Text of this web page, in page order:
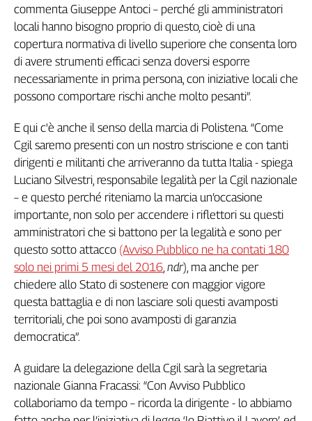
Campania
Emilia-
Romagna
Friuli
Venezia
Giulia
Liguria
Lombardia
Marche
Piemonte
Puglia
Sardegna
Sicilia
Toscana
Trentino
Umbria
Valle
D'Aosta
Veneto
Archivio
Storico
1955-
2014
commenta Giuseppe Antoci – perché gli amministratori
locali hanno bisogno proprio di questo, cioè di una
copertura normativa di livello superiore che consenta loro
di avere strumenti efficaci senza doversi esporre
necessariamente in prima persona, con iniziative locali che
possono comportare rischi anche molto pesanti”.
E qui c'è anche il senso della marcia di Polistena. “Come
Cgil saremo presenti con un nostro striscione e con tanti
dirigenti e militanti che arriveranno da tutta Italia - spiega
Luciano Silvestri, responsabile legalità per la Cgil nazionale
– e questo perché riteniamo la marcia un’occasione
importante, non solo per accendere i riflettori su questi
amministratori che si battono per la legalità e sono per
questo sotto attacco (Avviso Pubblico ne ha contati 180
solo nei primi 5 mesi del 2016, ndr), ma anche per
chiedere allo Stato di sostenere con maggior vigore
questa battaglia e di non lasciare soli questi avamposti
territoriali, che poi sono avamposti di garanzia
democratica”.
A guidare la delegazione della Cgil sarà la segretaria
nazionale Gianna Fracassi: “Con Avviso Pubblico
collaboriamo da tempo – ricorda la dirigente - lo abbiamo